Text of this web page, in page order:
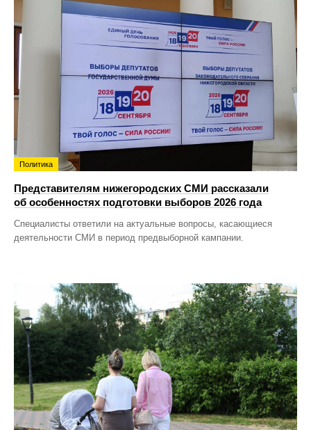
Политика
Представителям нижегородских СМИ рассказали
об особенностях подготовки выборов 2026 года
Специалисты ответили на актуальные вопросы, касающиеся
деятельности СМИ в период предвыборной кампании.